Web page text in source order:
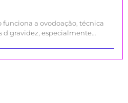
funciona a ovodoação, técnica
gravidez, especialmente…